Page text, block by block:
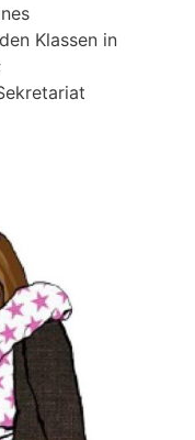
Klassen in